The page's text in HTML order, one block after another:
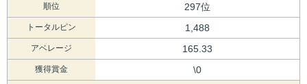
順位 297位
トータルピン 1,488
アベレージ 165.33
獲得賞金 \0